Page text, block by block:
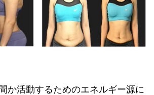
か活動するためのエネルギー源に